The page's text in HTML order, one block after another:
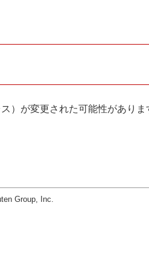
）が変更された可能性がありま
Group, Inc.